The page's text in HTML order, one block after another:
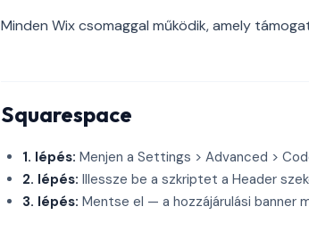
Minden Wix csomaggal működik, amely
Squarespace
1. lépés: Menjen a Settings > Advanced >
2. lépés: Illessze be a szkriptet a Header
3. lépés: Mentse el — a hozzájárulási banner